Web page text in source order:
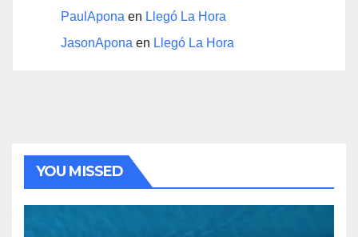
PaulApona en Llegó La Hora
JasonApona en Llegó La Hora
YOU MISSED